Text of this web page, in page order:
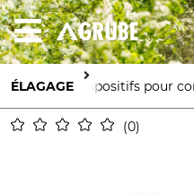
ÉLAGAGE Dispositifs pour
0